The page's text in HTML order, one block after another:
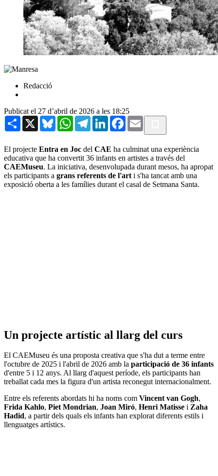
Redacció
Publicat el 27 d’abril de 2026 a les 18:25
Share X BlueskyWhatsAppTelegramLinkedInFacebook
Email
El projecte Entra en Joc del CAE ha culminat una experiència
educativa que ha convertit 36 infants en artistes a través del
CAEMuseu. La iniciativa, desenvolupada durant mesos, ha apropat
els participants a grans referents de l'art i s'ha tancat amb una
exposició oberta a les famílies durant el casal de Setmana Santa.
Un projecte artístic al llarg del curs
El CAEMuseu és una proposta creativa que s'ha dut a terme entre
l'octubre de 2025 i l'abril de 2026 amb la participació de 36 infants
d'entre 5 i 12 anys. Al llarg d'aquest període, els participants han
treballat cada mes la figura d'un artista reconegut internacionalment.
Entre els referents abordats hi ha noms com Vincent van Gogh,
Frida Kahlo, Piet Mondrian, Joan Miró, Henri Matisse i Zaha
Hadid, a partir dels quals els infants han explorat diferents estils i
llenguatges artístics.